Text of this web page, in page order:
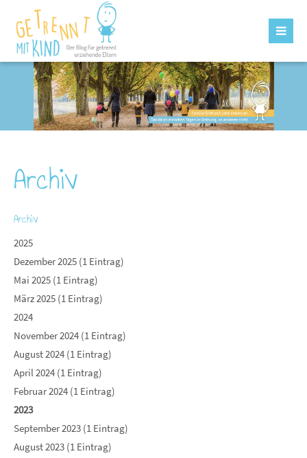
Archiv
Archiv
2025
Dezember 2025 (1 Eintrag)
Mai 2025 (1 Eintrag)
März 2025 (1 Eintrag)
2024
November 2024 (1 Eintrag)
August 2024 (1 Eintrag)
April 2024 (1 Eintrag)
Februar 2024 (1 Eintrag)
2023
September 2023 (1 Eintrag)
August 2023 (1 Eintrag)